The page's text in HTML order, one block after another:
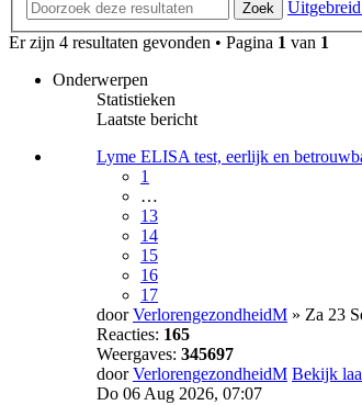
Zoek
Er zijn 4 resultaten gevonden • Pagina 1 van 1
Onderwerpen
Statistieken
Laatste bericht
Lyme ELISA test, eerlijk en
1
…
13
14
15
16
17
doorVerlorengezondheidM » Za 23
Reacties: 165
Weergaves: 345697
doorVerlorengezondheidM Bekijk
Do 06 Aug 2026, 07:07